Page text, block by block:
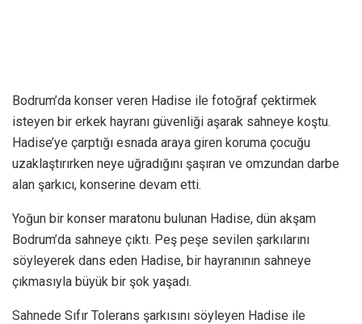
Bodrum’da konser veren Hadise ile fotoğraf çektirmek
isteyen bir erkek hayranı güvenliği aşarak sahneye koştu.
Hadise’ye çarptığı esnada araya giren koruma çocuğu
uzaklaştırırken neye uğradığını şaşıran ve omzundan darbe
alan şarkıcı, konserine devam etti.
Yoğun bir konser maratonu bulunan Hadise, dün akşam
Bodrum’da sahneye çıktı. Peş peşe sevilen şarkılarını
söyleyerek dans eden Hadise, bir hayranının sahneye
çıkmasıyla büyük bir şok yaşadı.
Sahnede Sıfır Tolerans şarkısını söyleyen Hadise ile